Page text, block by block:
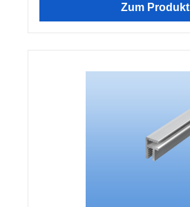
Zum Produkt